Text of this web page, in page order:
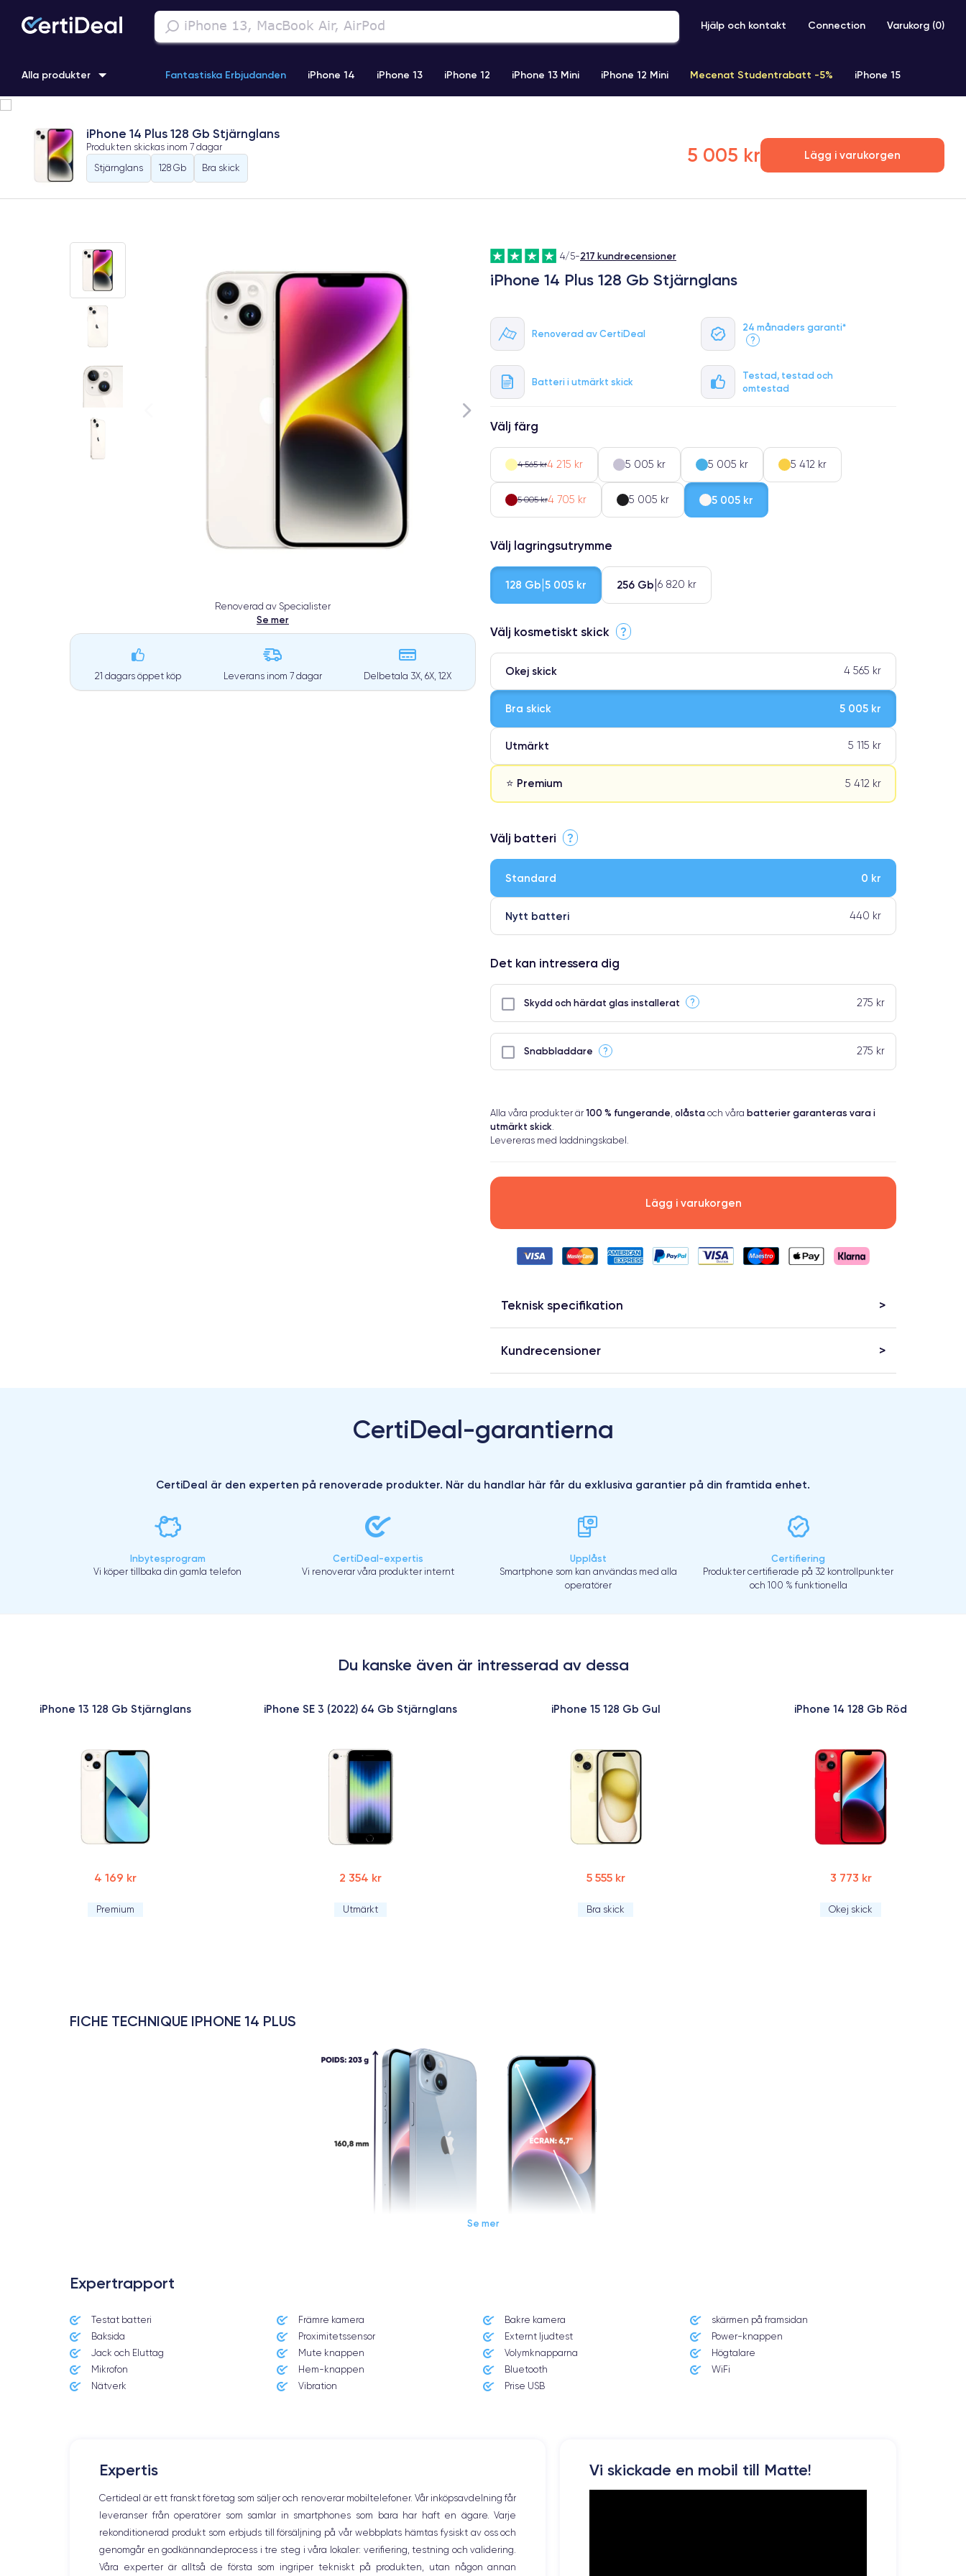
Hjälp och kontakt Connection Varukorg (0)
Alla produkter Fantastiska Erbjudanden iPhone 14 iPhone 13 iPhone 12 iPhone 13 Mini iPhone 12 Mini Mecenat Studentrabatt -5% iPhone 15
iPhone 11 Pro iPhone 15 Pro
iPhone 14 Plus 128 Gb Stjärnglans
Produkten skickas inom 7 dagar
Stjärnglans
128 Gb Bra skick
5 005 kr Lägg i varukorgen
Renoverad av Specialister
Se mer
21 dagars öppet köp Leverans inom 7 dagar Delbetala 3X, 6X, 12X
4/5-217 kundrecensioner
iPhone 14 Plus 128 Gb Stjärnglans
Renoverad av CertiDeal
24 månaders garanti*
?
Batteri i utmärkt skick
Testad, testad och
omtestad
Välj färg
4 565 kr4 215 kr 5 005 kr 5 005 kr 5 412 kr
5 005 kr4 705 kr 5 005 kr 5 005 kr
Välj lagringsutrymme
128 Gb 5 005 kr 256 Gb 6 820 kr
Välj kosmetiskt skick ?
Okej skick 4 565 kr
Bra skick 5 005 kr
Utmärkt 5 115 kr
⭐ Premium 5 412 kr
⭐ Premium
Välj batteri ?
Standard 0 kr
Nytt batteri 440 kr
Det kan intressera dig
Skydd och härdat glas installerat ? 275 kr
Snabbladdare ? 275 kr
Alla våra produkter är 100 % fungerande, olåsta och våra batterier garanteras vara i
utmärkt skick.
Levereras med laddningskabel.
Lägg i varukorgen
Teknisk specifikation
Kundrecensioner
CertiDeal-garantierna
CertiDeal är den experten på renoverade produkter. När du handlar här får du exklusiva garantier på din framtida enhet.
Inbytesprogram
Vi köper tillbaka din gamla telefon
CertiDeal-expertis
Vi renoverar våra produkter internt
Upplåst
Smartphone som kan användas med alla
operatörer
Certifiering
Produkter certifierade på 32 kontrollpunkter
och 100 % funktionella
Du kanske även är intresserad av dessa
iPhone 13 128 Gb Stjärnglans
4 169 kr
Premium
iPhone SE 3 (2022) 64 Gb Stjärnglans
2 354 kr
Utmärkt
iPhone 15 128 Gb Gul
5 555 kr
Bra skick
iPhone 14 128 Gb Röd
3 773 kr
Okej skick
FICHE TECHNIQUE IPHONE 14 PLUS
Date de sortie
7/09/2022
Système exploitation
iOS (iOS 16)
Dimensions
160.8×78.1×7.8 mm
Poids
203 g
Apple A15 Bionic
Nombre de cœurs
6
Nom GPU
GPU 5-core
Fréq. processeur
3.22 GHz
Se mer
Expertrapport
Testat batteri Främre kamera Bakre kamera
skärmen på framsidan
Baksida
Proximitetssensor Externt ljudtest
Power-knappen
Jack och Eluttag
Mute knappen Volymknapparna
Högtalare
Mikrofon
Hem-knappen Bluetooth
WiFi
Nätverk
Vibration Prise USB
Expertis
Certideal är ett franskt företag som säljer och renoverar mobiltelefoner. Vår inköpsavdelning får
leveranser från operatörer som samlar in smartphones som bara har haft en ägare. Varje
rekonditionerad produkt som erbjuds till försäljning på vår webbplats hämtas fysiskt av oss och
genomgår en godkännandeprocess i tre steg i våra lokaler: verifiering, testning och validering.
Våra experter är alltså de första som ingriper tekniskt på produkten, utan någon annan
Vi skickade en mobil till Matte!